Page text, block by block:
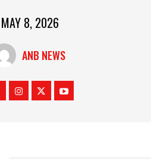
MAY 8, 2026
ANB NEWS